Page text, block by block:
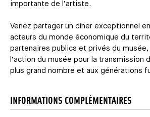
importante de l’artiste.
Venez partager un dîner exceptionnel
acteurs du monde économique du
partenaires publics et privés du
l’action du musée pour la transmission
plus grand nombre et aux générations
INFORMATIONS COMPLÉMENTAIRES